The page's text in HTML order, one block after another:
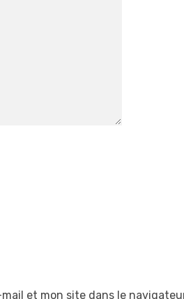
et mon site dans le